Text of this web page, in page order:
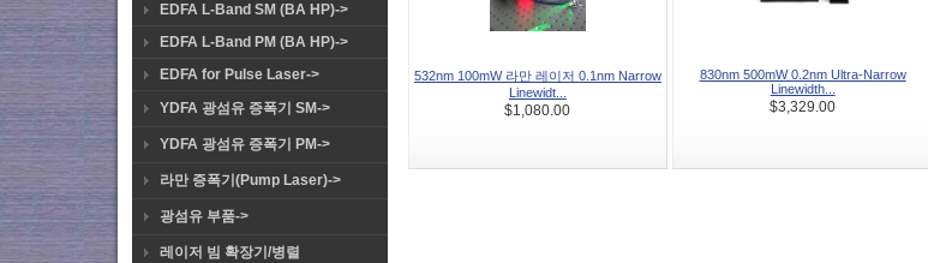
EDFA L-Band SM (BA HP)->
EDFA L-Band PM (BA HP)->
EDFA for Pulse Laser->
YDFA 광섬유 증폭기 SM->
YDFA 광섬유 증폭기 PM->
라만 증폭기(Pump Laser)->
광섬유 부품->
레이저 빔 확장기/병렬
532nm 100mW 라만 레이저 0.1nm Narrow
Linewidt...
$1,080.00
830nm 500mW 0.2nm Ultra-Narrow
Linewidth...
$3,329.00